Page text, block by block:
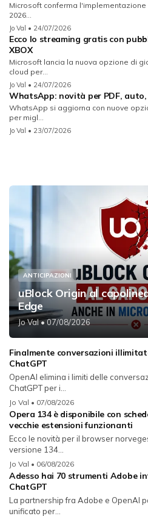
Microsoft conferma
2026...
Jo Val • 24/07/2026
Ecco lo streaming gratis con
XBOX
Microsoft lancia la nuova opzione di
cloud per...
Jo Val • 24/07/2026
WhatsApp: novità per PDF,
WhatsApp si aggiorna con nuove
per migl...
Jo Val • 23/07/2026
ANTICIPAZIONI
uBlock Origin al
Edge
Jo Val• 07/08/2026
Finalmente conversazioni
ChatGPT
OpenAI elimina i limiti delle
ChatGPT per i...
Jo Val • 07/08/2026
Opera 134 è disponibile con
vecchie estensioni funzionanti
Ecco le novità per il browser
versione 134...
Jo Val • 06/08/2026
Adesso hai 70 strumenti Adobe
ChatGPT
La partnership fra Adobe e OpenAI
unificato per...